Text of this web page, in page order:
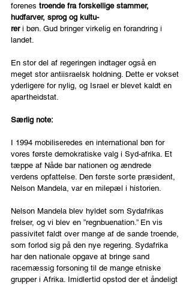
forenes troende fra forskellige stammer,
hudfarver, sprog og kultu-
rer i bøn. Gud bringer virkelig en forandring i
landet.
En stor del af regeringen indtager også en
meget stor antiisraelsk holdning. Dette er vokset
yderligere for nylig, og Israel er blevet kaldt en
apartheidstat.
Særlig note:
I 1994 mobiliseredes en international bøn for
vores første demokratiske valg i Syd-afrika. Et
tæppe af Nåde bar nationen og ændrede
verdens opfattelse. Den første sorte præsident,
Nelson Mandela, var en milepæl i historien.
Nelson Mandela blev hyldet som Sydafrikas
frelser, og vi blev en ”regnbuenation.” En vis
passivitet faldt over mange af de sande troende,
som forlod sig på den nye regering. Sydafrika
har den nationale opgave at bringe sand
racemæssig forsoning til de mange etniske
grupper i Afrika. Imidlertid opstod der et åndeligt